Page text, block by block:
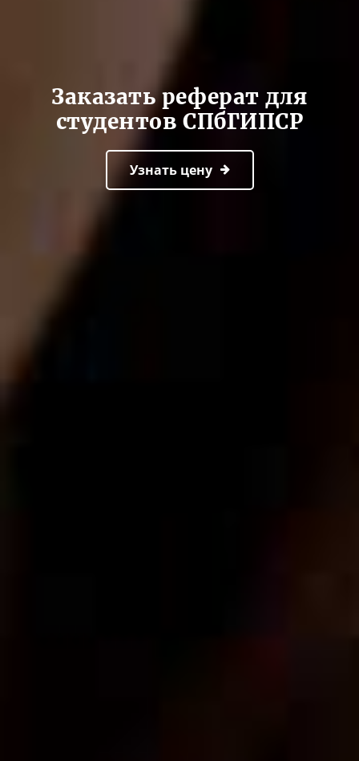
Заказать реферат для
студентов СПбГИПСР
Узнать цену